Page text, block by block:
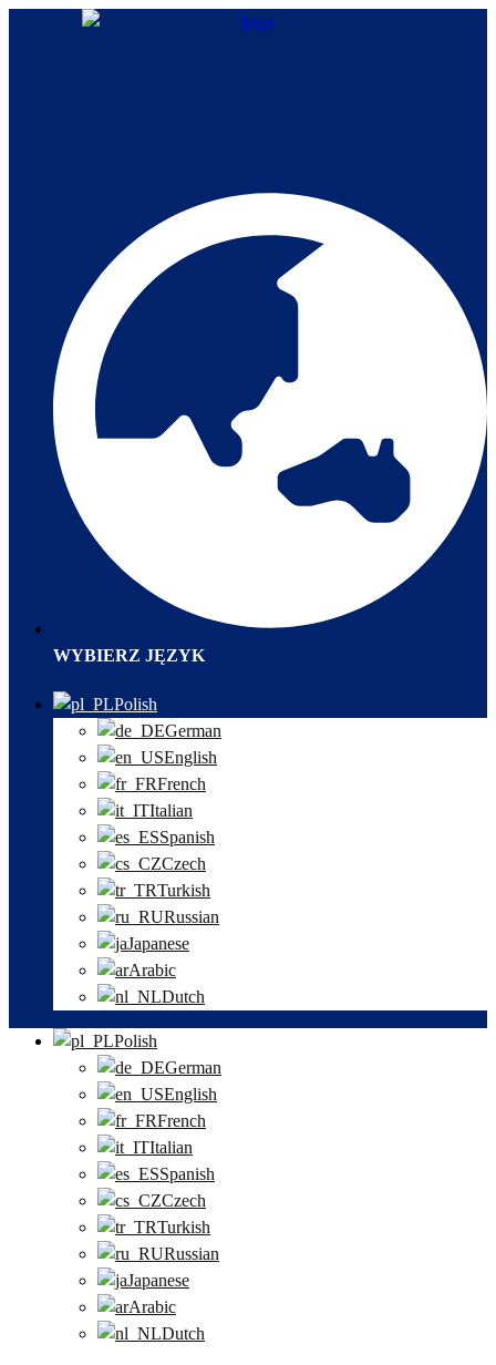
WYBIERZ JĘZYK
Polish
German
English
French
Italian
Spanish
Czech
Turkish
Russian
Japanese
Arabic
Dutch
Polish
German
English
French
Italian
Spanish
Czech
Turkish
Russian
Japanese
Arabic
Dutch